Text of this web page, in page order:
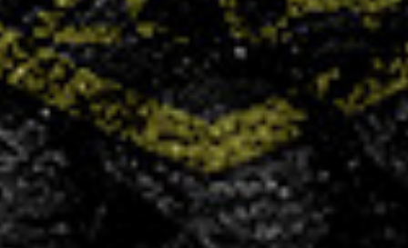
+400
licenciés
+100